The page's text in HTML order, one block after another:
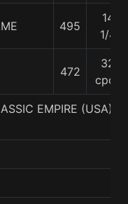
495
14
1/4
472
32
cpos
EMPIRE (USA)-